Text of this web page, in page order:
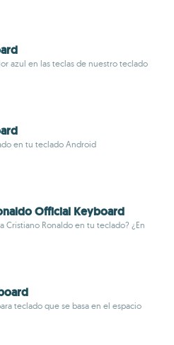
azul en las teclas de nuestro teclado
en tu teclado Android
Official Keyboard
Cristiano Ronaldo en tu teclado? ¿En
teclado que se basa en el espacio